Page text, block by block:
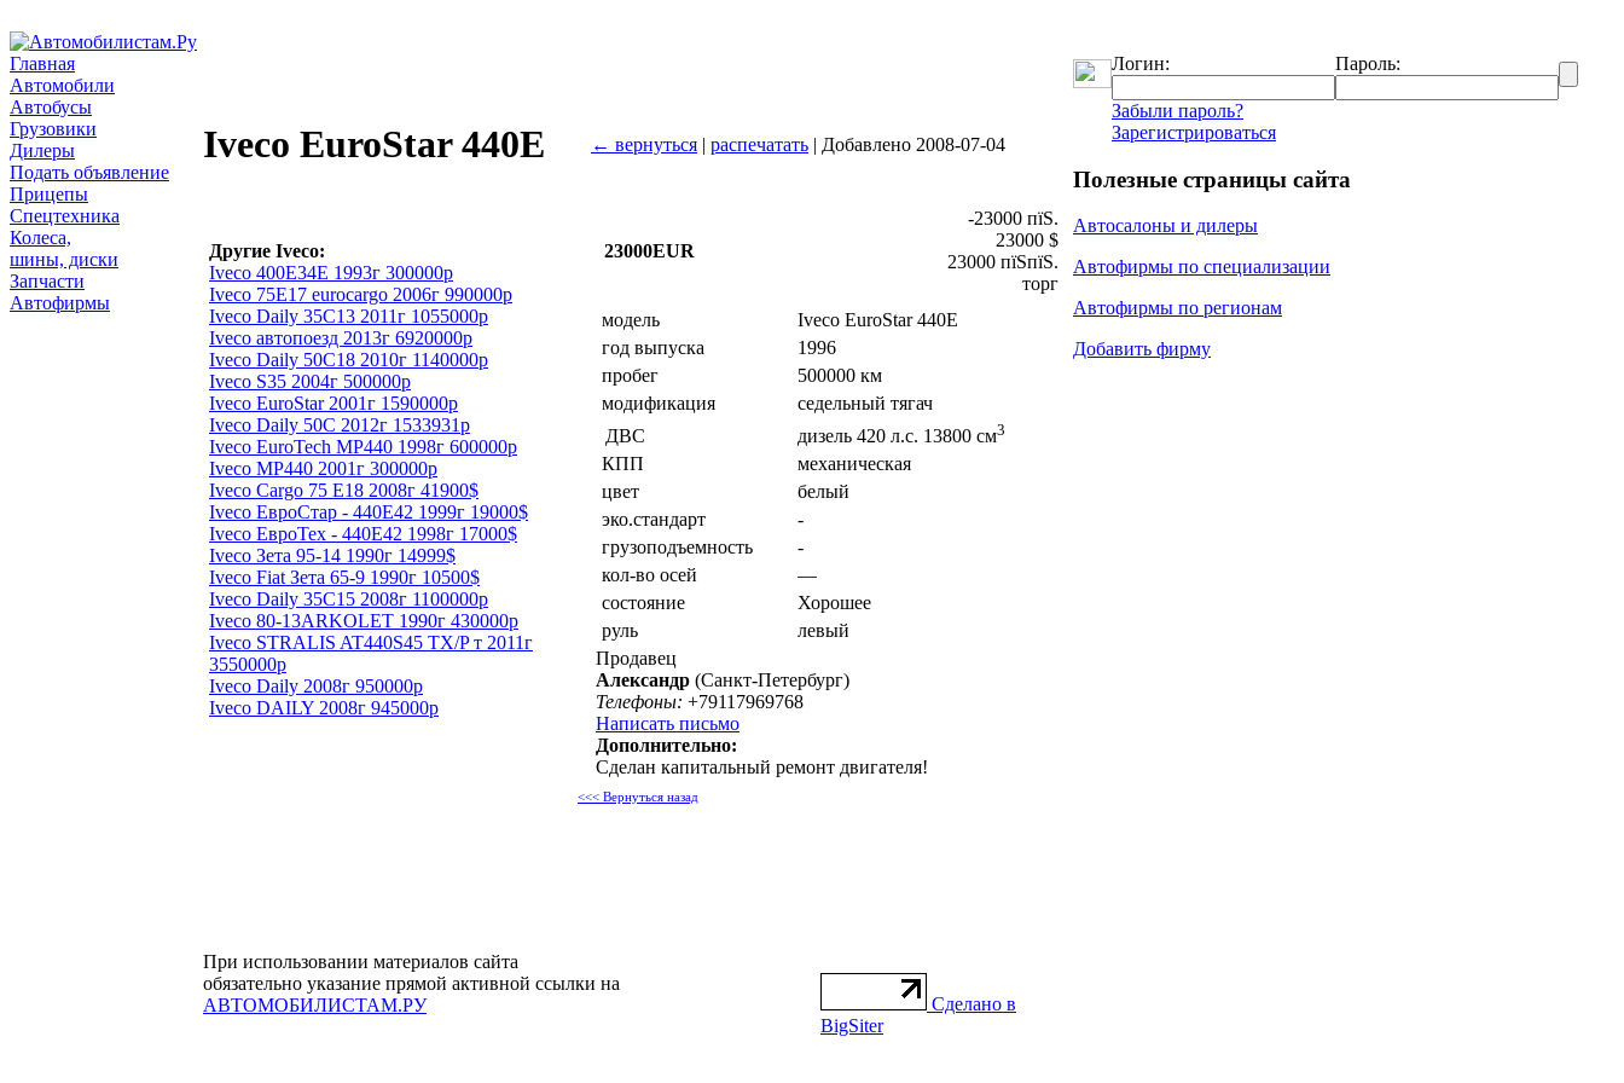
Главная
Автомобили
Автобусы
Грузовики
Дилеры
Подать объявление
Прицепы
Спецтехника
Колеса,
шины, диски
Запчасти
Автофирмы
Iveco EuroStar 440E ← вернуться | распечатать | Добавлено 2008-07-04
Другие Iveco:
Iveco 400Е34Е 1993г 300000р
Iveco 75E17 eurocargo 2006г 990000р
Iveco Daily 35C13 2011г 1055000р
Iveco автопоезд 2013г 6920000р
Iveco Daily 50C18 2010г 1140000р
Iveco S35 2004г 500000р
Iveco EuroStar 2001г 1590000р
Iveco Daily 50C 2012г 1533931р
Iveco EuroTech MP440 1998г 600000р
Iveco MP440 2001г 300000р
Iveco Cargo 75 Е18 2008г 41900$
Iveco ЕвроСтар - 440Е42 1999г 19000$
Iveco ЕвроТех - 440Е42 1998г 17000$
Iveco Зета 95-14 1990г 14999$
Iveco Fiat Зета 65-9 1990г 10500$
Iveco Daily 35C15 2008г 1100000р
Iveco 80-13ARKOLET 1990г 430000р
Iveco STRALIS AT440S45 TX/P т 2011г
3550000р
Iveco Daily 2008г 950000р
Iveco DAILY 2008г 945000р
23000EUR
-23000 пїЅ.
23000 $
23000 пїЅпїЅ.
торг
модель
Iveco EuroStar 440E
год выпуска
1996
пробег
500000 км
модификация
седельный тягач
ДВС
дизель 420 л.с. 13800 см3
КПП
механическая
цвет
белый
эко.стандарт
-
грузоподъемность
-
кол-во осей
—
состояние
Хорошее
руль
левый
Продавец
Александр (Санкт-Петербург)
Телефоны: +79117969768
Написать письмо
Дополнительно:
Сделан капитальный ремонт двигателя!
<<< Вернуться назад
При использовании материалов сайта
обязательно указание прямой активной ссылки на
АВТОМОБИЛИСТАМ.РУ
Сделано в
BigSiter
Логин: Пароль:
Забыли пароль?
Зарегистрироваться
Полезные страницы сайта
Автосалоны и дилеры
Автофирмы по специализации
Автофирмы по регионам
Добавить фирму